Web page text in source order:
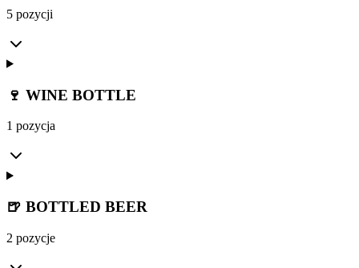
5 pozycji
🍷 WINE BOTTLE
1 pozycja
🍺 BOTTLED BEER
2 pozycje